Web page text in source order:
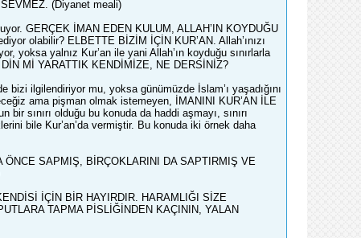
(Diyanet meali)
GERÇEK İMAN EDEN KULUM, ALLAH’IN KOYDUĞU
olabilir? ELBETTE BİZİM İÇİN KUR’AN. Allah’ınızı
yoksa yalnız Kur’an ile yani Allah’ın koyduğu sınırlarla
Mİ YARATTIK KENDİMİZE, NE DERSİNİZ?
bizi ilgilendiriyor mu, yoksa günümüzde İslam’ı yaşadığını
ama pişman olmak istemeyen, İMANINI KUR’AN İLE
sınırı olduğu bu konuda da haddi aşmayı, sınırı
bile Kur’an’da vermiştir. Bu konuda iki örnek daha
SAPMIŞ, BİRÇOKLARINI DA SAPTIRMIŞ VE
İÇİN BİR HAYIRDIR. HARAMLIĞI SİZE
TAPMA PİSLİĞİNDEN KAÇININ, YALAN